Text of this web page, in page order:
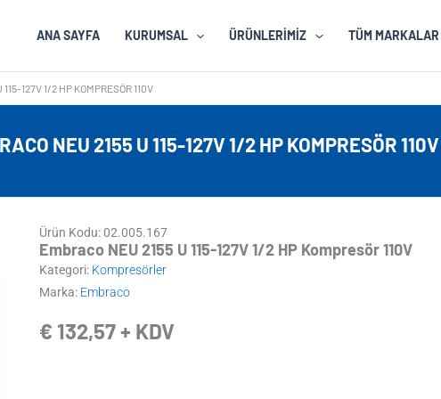
ANA SAYFA KURUMSAL ÜRÜNLERIMIZ TÜM MARKALAR
127V 1/2 HP KOMPRESÖR 110V
NEU 2155 U 115-127V 1/2 HP KOMPRESÖR 110V
Ürün Kodu: 02.005.167
Embraco NEU 2155 U 115-127V 1/2 HP Kompresör 110V
Kategori: Kompresörler
Marka: Embraco
€ 132,57+ KDV